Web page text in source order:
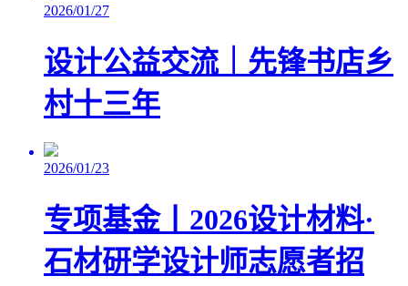
2026/01/27
设计公益交流｜先锋书店乡
村十三年
2026/01/23
专项基金丨2026设计材料·
石材研学设计师志愿者招